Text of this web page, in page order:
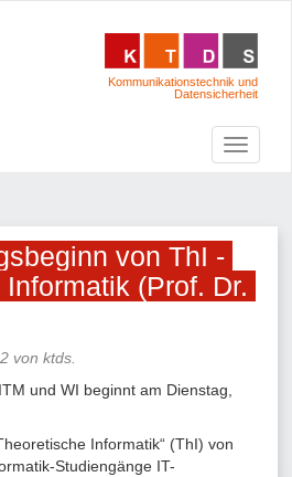
Kommunikationstechnik und
Datensicherheit
von ThI -
(Prof. Dr.
von ktds
und WI beginnt am Dienstag,
Informatik“ (ThI) von
Studiengänge IT-